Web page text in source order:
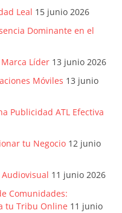
Leal 15 junio 2026
Dominante en el
Líder 13 junio 2026
Móviles 13 junio
Publicidad ATL Efectiva
tu Negocio 12 junio
11 junio 2026
Comunidades:
tu Tribu Online 11 junio